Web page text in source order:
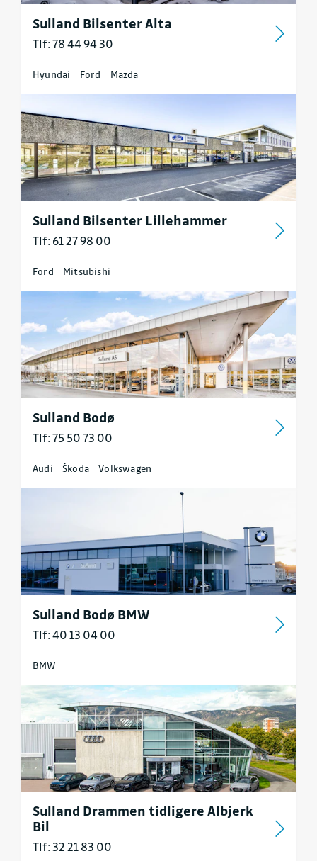
Sulland Bilsenter Alta
Tlf: 78 44 94 30
Hyundai Ford Mazda
Sulland Bilsenter Lillehammer
Tlf: 61 27 98 00
Ford Mitsubishi
Sulland Bodø
Tlf: 75 50 73 00
Audi Škoda Volkswagen
Sulland Bodø BMW
Tlf: 40 13 04 00
BMW
Sulland Drammen tidligere Albjerk
Bil
Tlf: 32 21 83 00